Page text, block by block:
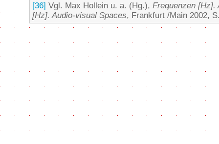
[36] Vgl. Max Hollein u. a. (Hg.), Frequenzen [Hz].
[Hz]. Audio-visual Spaces, Frankfurt /Main 2002,